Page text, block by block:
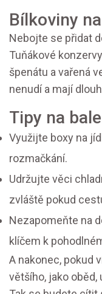
Bílkoviny
Nebojte se přidat
Tuňákové
špenátu a vařená
nenudí a mají
Tipy na
Využijte boxy na
rozmačkání.
Udržujte věci
zvláště pokud
Nezapomeňte na
klíčem k
A nakonec, pokud
většího, jako oběd,